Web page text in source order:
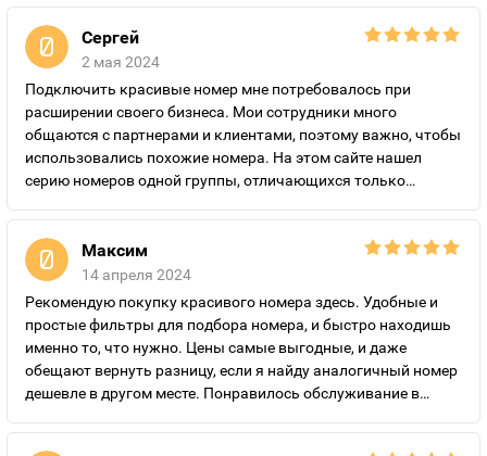
Сергей
2 мая 2024
Подключить красивые номер мне потребовалось при
расширении своего бизнеса. Мои сотрудники много
общаются с партнерами и клиентами, поэтому важно, чтобы
использовались похожие номера. На этом сайте нашел
серию номеров одной группы, отличающихся только
подключение выгодных и недорогих по цене тарифов.
Рекомендую “Золотые номера России” всем, кто планирует
подключить красивый номер на выгодных условиях.
Максим
14 апреля 2024
Рекомендую покупку красивого номера здесь. Удобные и
простые фильтры для подбора номера, и быстро находишь
именно то, что нужно. Цены самые выгодные, и даже
обещают вернуть разницу, если я найду аналогичный номер
дешевле в другом месте. Понравилось обслуживание в
за подключение.